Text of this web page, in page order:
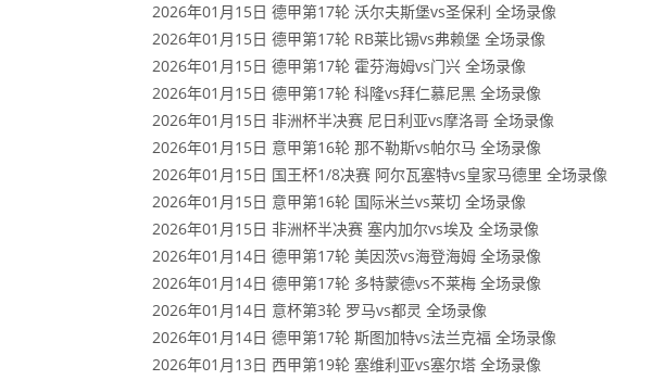
2026年01月15日 德甲第17轮 沃尔夫斯堡vs圣保利 全场录像
2026年01月15日 德甲第17轮 RB莱比锡vs弗赖堡 全场录像
2026年01月15日 德甲第17轮 霍芬海姆vs门兴 全场录像
2026年01月15日 德甲第17轮 科隆vs拜仁慕尼黑 全场录像
2026年01月15日 非洲杯半决赛 尼日利亚vs摩洛哥 全场录像
2026年01月15日 意甲第16轮 那不勒斯vs帕尔马 全场录像
2026年01月15日 国王杯1/8决赛 阿尔瓦塞特vs皇家马德里 全场录像
2026年01月15日 意甲第16轮 国际米兰vs莱切 全场录像
2026年01月15日 非洲杯半决赛 塞内加尔vs埃及 全场录像
2026年01月14日 德甲第17轮 美因茨vs海登海姆 全场录像
2026年01月14日 德甲第17轮 多特蒙德vs不莱梅 全场录像
2026年01月14日 意杯第3轮 罗马vs都灵 全场录像
2026年01月14日 德甲第17轮 斯图加特vs法兰克福 全场录像
2026年01月13日 西甲第19轮 塞维利亚vs塞尔塔 全场录像